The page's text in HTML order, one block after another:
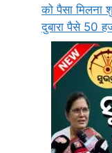
को पैसा मिलना
दुबारा पैसे 50